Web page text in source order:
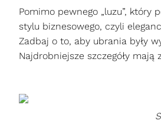
Pomimo pewnego „luzu”,
stylu biznesowego, czyli
Zadbaj o to, aby ubrania były
Najdrobniejsze szczegóły mają